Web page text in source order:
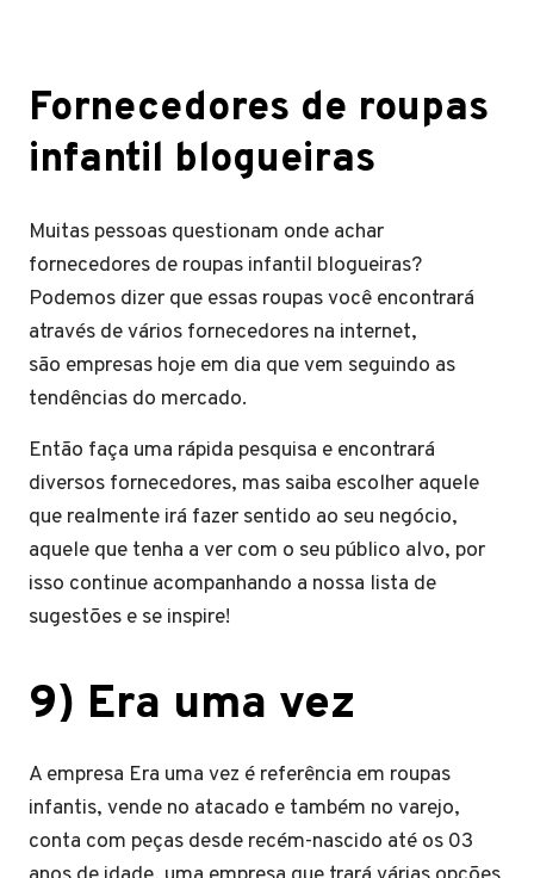
Fornecedores de roupas
infantil blogueiras
Muitas pessoas questionam onde achar
fornecedores de roupas infantil blogueiras?
Podemos dizer que essas roupas você encontrará
através de vários fornecedores na internet,
são empresas hoje em dia que vem seguindo as
tendências do mercado.
Então faça uma rápida pesquisa e encontrará
diversos fornecedores, mas saiba escolher aquele
que realmente irá fazer sentido ao seu negócio,
aquele que tenha a ver com o seu público alvo, por
isso continue acompanhando a nossa lista de
sugestões e se inspire!
9) Era uma vez
A empresa Era uma vez é referência em roupas
infantis, vende no atacado e também no varejo,
conta com peças desde recém-nascido até os 03